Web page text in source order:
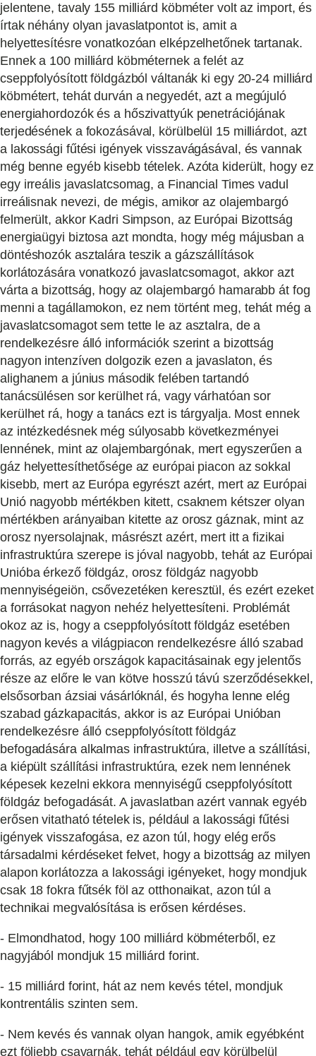
jelentene, tavaly 155 milliárd köbméter volt az import, és
írtak néhány olyan javaslatpontot is, amit a
helyettesítésre vonatkozóan elképzelhetőnek tartanak.
Ennek a 100 milliárd köbméternek a felét az
cseppfolyósított földgázból váltanák ki egy 20-24 milliárd
köbmétert, tehát durván a negyedét, azt a megújuló
energiahordozók és a hőszivattyúk penetrációjának
terjedésének a fokozásával, körülbelül 15 milliárdot, azt
a lakossági fűtési igények visszavágásával, és vannak
még benne egyéb kisebb tételek. Azóta kiderült, hogy ez
egy irreális javaslatcsomag, a Financial Times vadul
irreálisnak nevezi, de mégis, amikor az olajembargó
felmerült, akkor Kadri Simpson, az Európai Bizottság
energiaügyi biztosa azt mondta, hogy még májusban a
döntéshozók asztalára teszik a gázszállítások
korlátozására vonatkozó javaslatcsomagot, akkor azt
várta a bizottság, hogy az olajembargó hamarabb át fog
menni a tagállamokon, ez nem történt meg, tehát még a
javaslatcsomagot sem tette le az asztalra, de a
rendelkezésre álló információk szerint a bizottság
nagyon intenzíven dolgozik ezen a javaslaton, és
alighanem a június második felében tartandó
tanácsülésen sor kerülhet rá, vagy várhatóan sor
kerülhet rá, hogy a tanács ezt is tárgyalja. Most ennek
az intézkedésnek még súlyosabb következményei
lennének, mint az olajembargónak, mert egyszerűen a
gáz helyettesíthetősége az európai piacon az sokkal
kisebb, mert az Európa egyrészt azért, mert az Európai
Unió nagyobb mértékben kitett, csaknem kétszer olyan
mértékben arányaiban kitette az orosz gáznak, mint az
orosz nyersolajnak, másrészt azért, mert itt a fizikai
infrastruktúra szerepe is jóval nagyobb, tehát az Európai
Unióba érkező földgáz, orosz földgáz nagyobb
mennyiségeiön, csővezetéken keresztül, és ezért ezeket
a forrásokat nagyon nehéz helyettesíteni. Problémát
okoz az is, hogy a cseppfolyósított földgáz esetében
nagyon kevés a világpiacon rendelkezésre álló szabad
forrás, az egyéb országok kapacitásainak egy jelentős
része az előre le van kötve hosszú távú szerződésekkel,
elsősorban ázsiai vásárlóknál, és hogyha lenne elég
szabad gázkapacitás, akkor is az Európai Unióban
rendelkezésre álló cseppfolyósított földgáz
befogadására alkalmas infrastruktúra, illetve a szállítási,
a kiépült szállítási infrastruktúra, ezek nem lennének
képesek kezelni ekkora mennyiségű cseppfolyósított
földgáz befogadását. A javaslatban azért vannak egyéb
erősen vitatható tételek is, például a lakossági fűtési
igények visszafogása, ez azon túl, hogy elég erős
társadalmi kérdéseket felvet, hogy a bizottság az milyen
alapon korlátozza a lakossági igényeket, hogy mondjuk
csak 18 fokra fűtsék föl az otthonaikat, azon túl a
technikai megvalósítása is erősen kérdéses.
- Elmondhatod, hogy 100 milliárd köbméterből, ez
nagyjából mondjuk 15 milliárd forint.
- 15 milliárd forint, hát az nem kevés tétel, mondjuk
kontrentális szinten sem.
- Nem kevés és vannak olyan hangok, amik egyébként
ezt följebb csavarnák, tehát például egy körülbelül